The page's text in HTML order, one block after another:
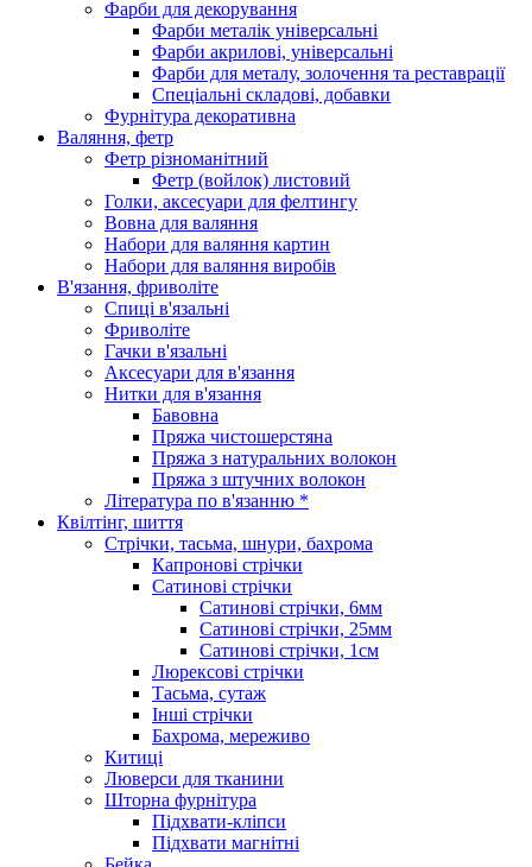
Фарби для декорування
Фарби металік універсальні
Фарби акрилові, універсальні
Фарби для металу, золочення та реставрації
Спеціальні складові, добавки
Фурнітура декоративна
Валяння, фетр
Фетр різноманітний
Фетр (войлок) листовий
Голки, аксесуари для фелтингу
Вовна для валяння
Набори для валяння картин
Набори для валяння виробів
В'язання, фриволіте
Спиці в'язальні
Фриволіте
Гачки в'язальні
Аксесуари для в'язання
Нитки для в'язання
Бавовна
Пряжа чистошерстяна
Пряжа з натуральних волокон
Пряжа з штучних волокон
Література по в'язанню *
Квілтінг, шиття
Стрічки, тасьма, шнури, бахрома
Капронові стрічки
Сатинові стрічки
Сатинові стрічки, 6мм
Сатинові стрічки, 25мм
Сатинові стрічки, 1см
Люрексові стрічки
Тасьма, сутаж
Інші стрічки
Бахрома, мереживо
Китиці
Люверси для тканини
Шторна фурнітура
Підхвати-кліпси
Підхвати магнітні